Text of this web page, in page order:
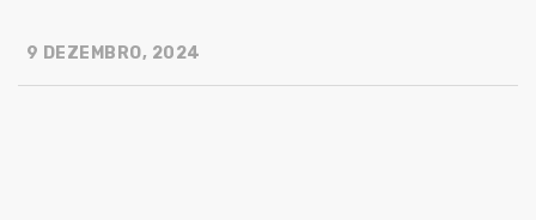
9 DEZEMBRO, 2024